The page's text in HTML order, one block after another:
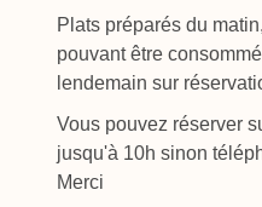
Plats préparés du
pouvant être
lendemain sur
Vous pouvez réserver
jusqu'à 10h sinon
Merci